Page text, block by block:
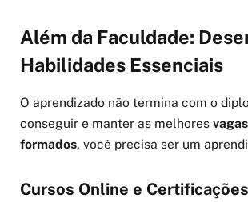
Além da Faculdade:
Habilidades Essenciais
O aprendizado não termina com o
conseguir e manter as melhores
formados, você precisa ser um
Cursos Online e